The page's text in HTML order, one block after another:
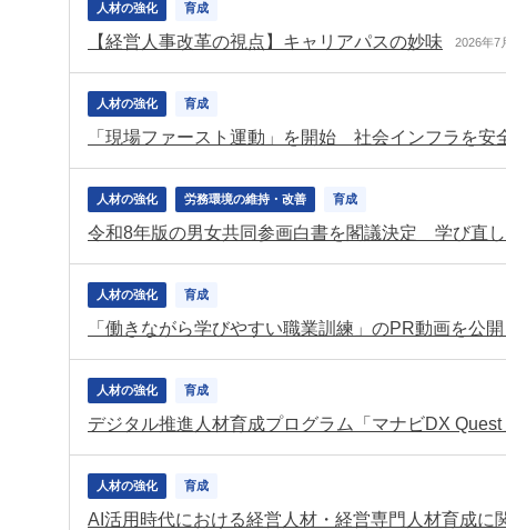
人材の強化 育成
【経営人事改革の視点】キャリアパスの妙味 2026年7
人材の強化 育成
「現場ファースト運動」を開始 社会インフラを安
人材の強化 労務環境の維持・改善 育成
令和8年版の男女共同参画白書を閣議決定 学び直
人材の強化 育成
「働きながら学びやすい職業訓練」のPR動画を公
人材の強化 育成
デジタル推進人材育成プログラム「マナビDX
人材の強化 育成
AI活用時代における経営人材・経営専門人材育成に